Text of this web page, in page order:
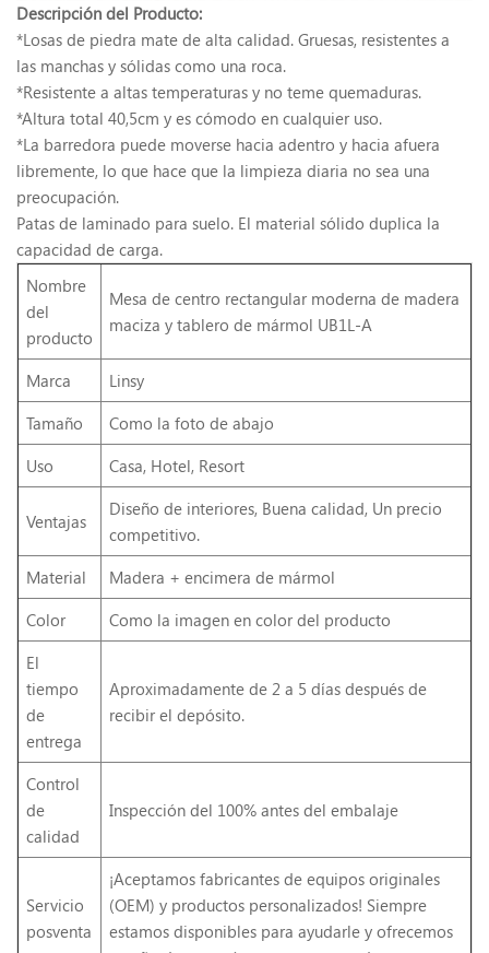
Descripción del Producto:
*Losas de piedra mate de alta calidad. Gruesas, resistentes a
las manchas y sólidas como una roca.
*Resistente a altas temperaturas y no teme quemaduras.
*Altura total 40,5cm y es cómodo en cualquier uso.
*La barredora puede moverse hacia adentro y hacia afuera
libremente, lo que hace que la limpieza diaria no sea una
preocupación.
Patas de laminado para suelo. El material sólido duplica la
capacidad de carga.
Nombre
del
producto
Mesa de centro rectangular moderna de madera
maciza y tablero de mármol UB1L-A
Marca
Linsy
Tamaño
Como la foto de abajo
Uso
Casa, Hotel, Resort
Ventajas
Diseño de interiores, Buena calidad, Un precio
competitivo.
Material
Madera + encimera de mármol
Color
Como la imagen en color del producto
El
tiempo
de
entrega
Aproximadamente de 2 a 5 días después de
recibir el depósito.
Control
de
calidad
Inspección del 100% antes del embalaje
Servicio
posventa
¡Aceptamos fabricantes de equipos originales
(OEM) y productos personalizados! Siempre
estamos disponibles para ayudarle y ofrecemos